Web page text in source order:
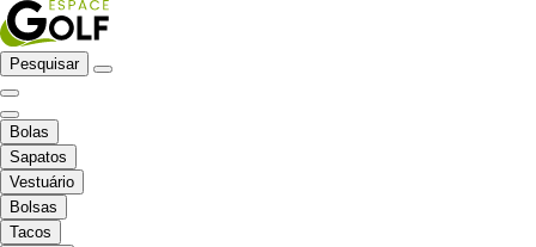
Pesquisar
Bolas
Sapatos
Vestuário
Bolsas
Tacos